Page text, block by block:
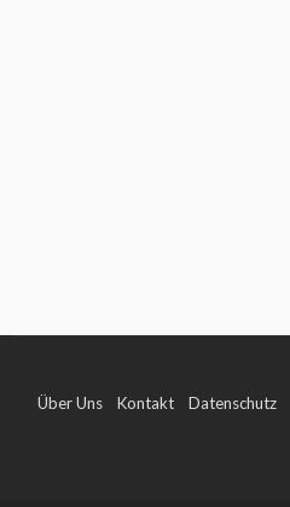
Über Uns Kontakt Datenschutz